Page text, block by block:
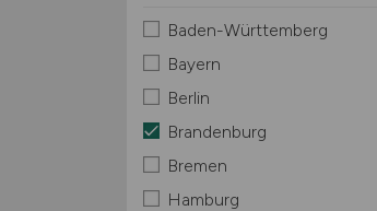
Baden-Württemberg
Bayern
Berlin
Brandenburg
Bremen
Hamburg